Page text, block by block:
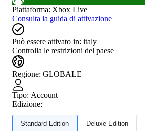
Piattaforma: Xbox Live
Consulta la guida di attivazione
Può essere attivato in: italy
Controlla le restrizioni del paese
Regione: GLOBALE
Tipo: Account
Edizione:
Standard Edition Deluxe Edition